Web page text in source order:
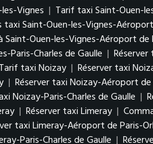
Vignes | Tarif taxi Saint-Ouen-
taxi Saint-Ouen-les-Vignes-
Saint-Ouen-les-Vignes-Aéroport de
Paris-Charles de Gaulle |
Tarif taxi Noizay | Réserver taxi
| Réserver taxi Noizay-Aéroport
Noizay-Paris-Charles de Gaulle |
| Réserver taxi Limeray |
taxi Limeray-Aéroport de Paris-
Paris-Charles de Gaulle |